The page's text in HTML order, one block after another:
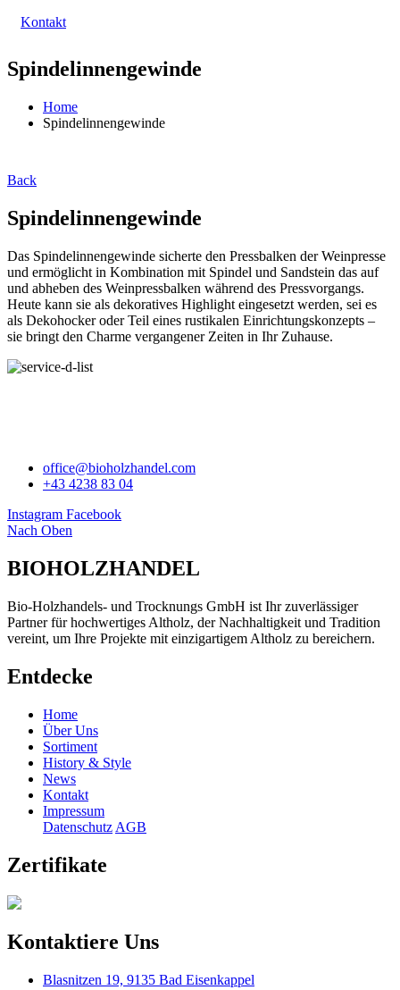
Kontakt
Spindelinnengewinde
Home
Spindelinnengewinde
Back
Spindelinnengewinde
Das Spindelinnengewinde sicherte den Pressbalken der Weinpresse
und ermöglicht in Kombination mit Spindel und Sandstein das auf
und abheben des Weinpressbalken während des Pressvorgangs.
Heute kann sie als dekoratives Highlight eingesetzt werden, sei es
als Dekohocker oder Teil eines rustikalen Einrichtungskonzepts –
sie bringt den Charme vergangener Zeiten in Ihr Zuhause.
office@bioholzhandel.com
+43 4238 83 04
Instagram Facebook
Nach Oben
BIOHOLZHANDEL
Bio-Holzhandels- und Trocknungs GmbH ist Ihr zuverlässiger
Partner für hochwertiges Altholz, der Nachhaltigkeit und Tradition
vereint, um Ihre Projekte mit einzigartigem Altholz zu bereichern.
Entdecke
Home
Über Uns
Sortiment
History & Style
News
Kontakt
Impressum
Datenschutz AGB
Zertifikate
Kontaktiere Uns
Blasnitzen 19, 9135 Bad Eisenkappel